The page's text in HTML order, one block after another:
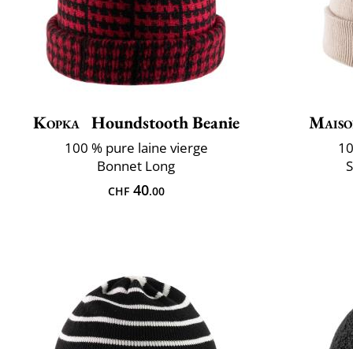
Kopka Houndstooth Beanie
100 % pure laine vierge
Bonnet Long
CHF40.00